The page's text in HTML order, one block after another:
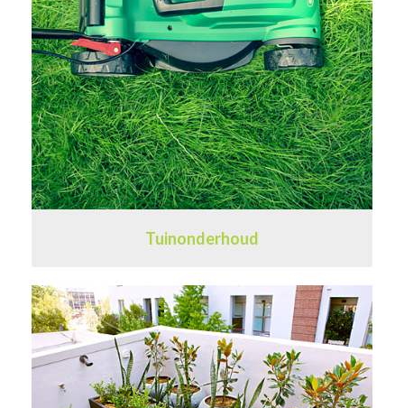
Tuinonderhoud